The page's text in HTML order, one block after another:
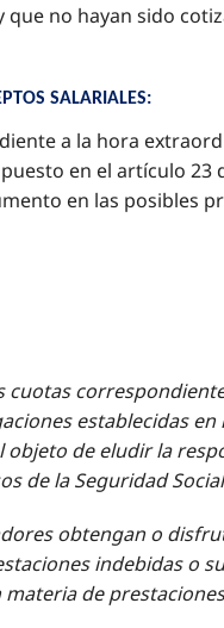
no hayan sido
SALARIALES:
a la hora
en el artículo
en las posibles
establecidas
de eludir la
de la Seguridad
obtengan o
indebidas o
de